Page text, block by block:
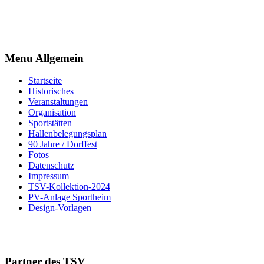
Menu Allgemein
Startseite
Historisches
Veranstaltungen
Organisation
Sportstätten
Hallenbelegungsplan
90 Jahre / Dorffest
Fotos
Datenschutz
Impressum
TSV-Kollektion-2024
PV-Anlage Sportheim
Design-Vorlagen
Partner des TSV